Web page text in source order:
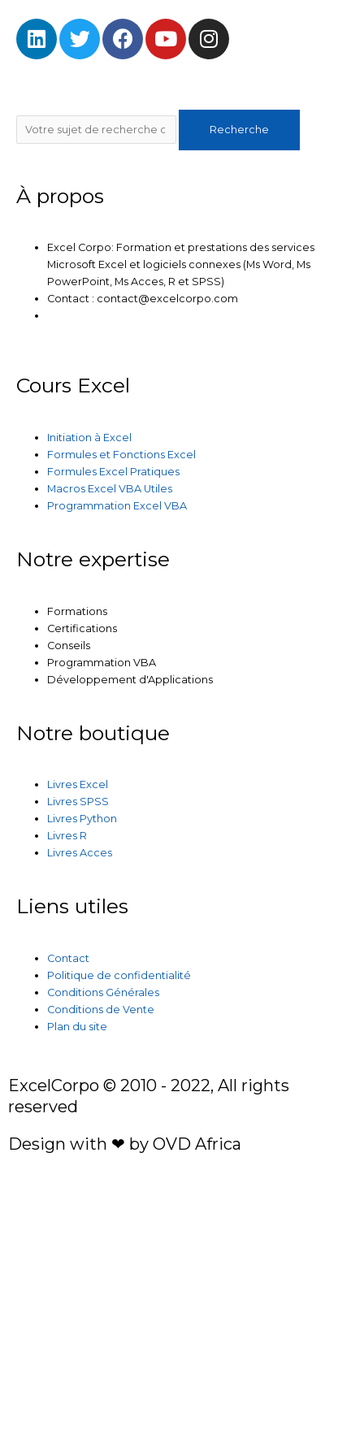
o
k
r
e
L
i
d
i
T
w
e
r
F
a
o
o
Y
o
b
e
I
n
a
g
r
Rechercher
Recherche
À propos
Excel Corpo: Formation et prestations des services
Microsoft Excel et logiciels connexes (Ms Word, Ms
PowerPoint, Ms Acces, R et SPSS)
Contact : contact@excelcorpo.com
Cours Excel
Initiation à Excel
Formules et Fonctions Excel
Formules Excel Pratiques
Macros Excel VBA Utiles
Programmation Excel VBA
Notre expertise
Formations
Certifications
Conseils
Programmation VBA
Développement d'Applications
Notre boutique
Livres Excel
Livres SPSS
Livres Python
Livres R
Livres Acces
Liens utiles
Contact
Politique de confidentialité
Conditions Générales
Conditions de Vente
Plan du site
ExcelCorpo © 2010 - 2022, All rights
reserved
Design with ❤ by OVD Africa